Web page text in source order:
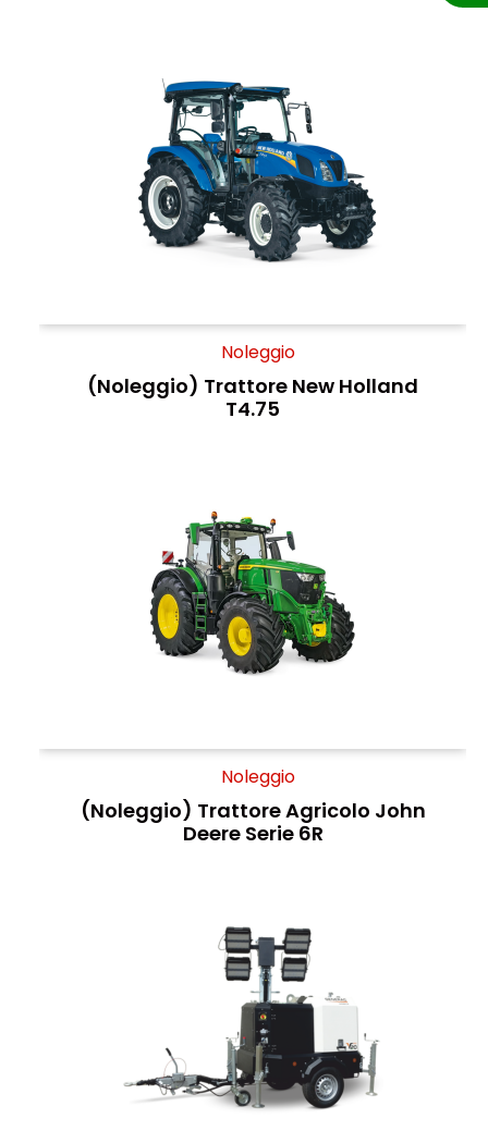
Noleggio
(Noleggio) Trattore New Holland
T4.75
Noleggio
(Noleggio) Trattore Agricolo John
Deere Serie 6R